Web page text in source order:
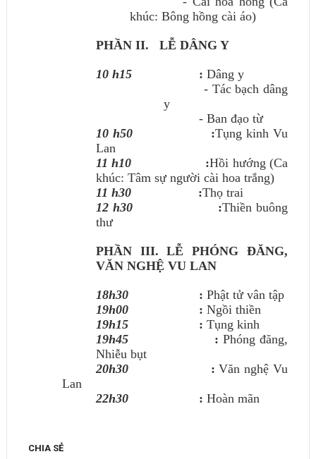
khúc: Bông hồng cài áo)
PHẦN II. LỄ DÂNG Y
10 h15 : Dâng y
- Tác bạch dâng
y
- Ban đạo từ
10 h50
:Tụng kinh Vu
Lan
11 h10
:Hồi hướng (Ca
khúc: Tâm sự người cài hoa trắng)
11 h30
:Thọ trai
12 h30
:Thiền buông
thư
PHẦN III. LỄ PHÓNG ĐĂNG,
VĂN NGHỆ VU LAN
18h30 : Phật tử vân tập
19h00
: Ngồi thiền
19h15
: Tụng kinh
19h45
: Phóng đăng,
Nhiễu bụt
20h30
: Văn nghệ Vu
Lan
22h30
: Hoàn mãn
CHIA SẺ